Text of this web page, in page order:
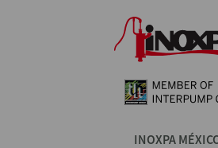
INOXPA